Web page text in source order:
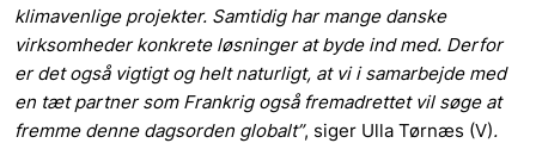
klimavenlige projekter. Samtidig har mange danske
virksomheder konkrete løsninger at byde ind med. Derfor
er det også vigtigt og helt naturligt, at vi i samarbejde med
en tæt partner som Frankrig også fremadrettet vil søge at
fremme denne dagsorden globalt”, siger Ulla Tørnæs (V).